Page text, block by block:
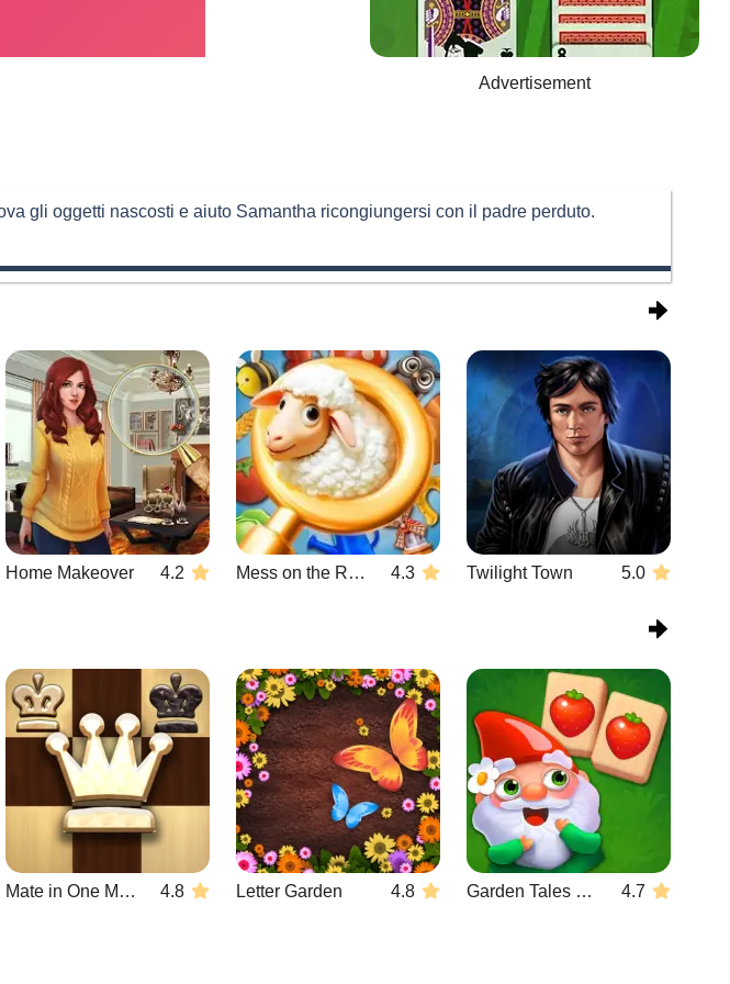
Advertisement
gli oggetti nascosti e aiuto Samantha ricongiungersi con il padre perduto.
Home Makeover 4.2 Mess on the Ranch 4.3 Twilight Town 5.0
Mate in One Move 4.8 Letter Garden 4.8 Garden Tales Mahjong 4.7